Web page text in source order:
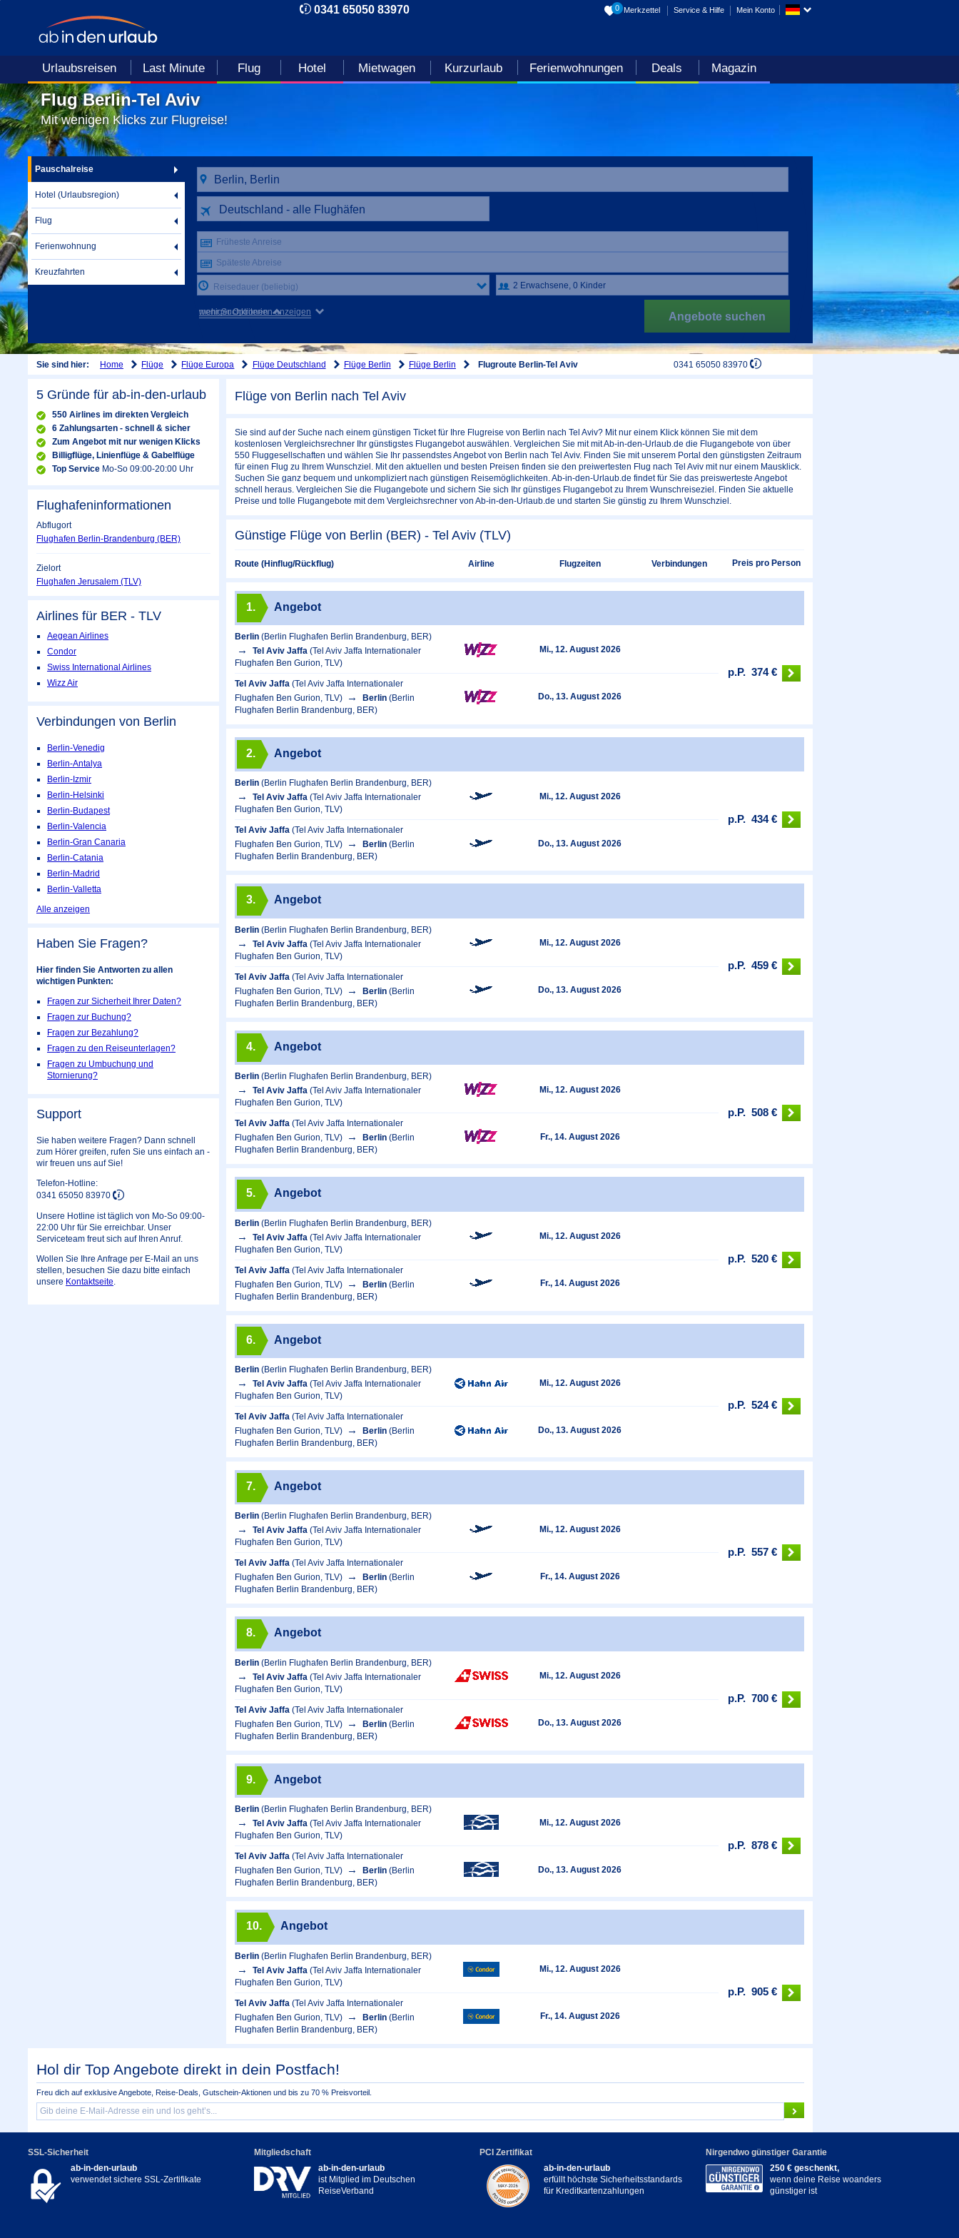
0341 65050 83970
Urlaubsreisen Last Minute Flug Hotel Mietwagen Kurzurlaub Ferienwohnungen Deals Magazin
0 Merkzettel Service & Hilfe Mein Konto
Flug Berlin-Tel Aviv
Mit wenigen Klicks zur Flugreise!
Pauschalreise
Hotel (Urlaubsregion)
Flug
Ferienwohnung
Kreuzfahrten
Deutschland - alle Flughäfen
Früheste Anreise
Späteste Abreise
Reisedauer (beliebig)
mehr Suchkriterien anzeigen
weniger Optionen Angebote suchen
Sie sind hier: Home Flüge Flüge Europa Flüge Deutschland Flüge Berlin Flüge Berlin Flugroute Berlin-Tel Aviv 0341 65050 83970
Flüge von Berlin nach Tel Aviv
Sie sind auf der Suche nach einem günstigen Ticket für Ihre Flugreise von Berlin nach Tel Aviv? Mit nur einem Klick können Sie mit dem
kostenlosen Vergleichsrechner Ihr günstigstes Flugangebot auswählen. Vergleichen Sie mit mit Ab-in-den-Urlaub.de die Flugangebote von über
550 Fluggesellschaften und wählen Sie Ihr passendstes Angebot von Berlin nach Tel Aviv. Finden Sie mit unserem Portal den günstigsten Zeitraum
für einen Flug zu Ihrem Wunschziel. Mit den aktuellen und besten Preisen finden sie den preiwertesten Flug nach Tel Aviv mit nur einem Mausklick.
Suchen Sie ganz bequem und unkompliziert nach günstigen Reisemöglichkeiten. Ab-in-den-Urlaub.de findet für Sie das preiswerteste Angebot
schnell heraus. Vergleichen Sie die Flugangebote und sichern Sie sich Ihr günstiges Flugangebot zu Ihrem Wunschreiseziel. Finden Sie aktuelle
Preise und tolle Flugangebote mit dem Vergleichsrechner von Ab-in-den-Urlaub.de und starten Sie günstig zu Ihrem Wunschziel.
Günstige Flüge von Berlin (BER) - Tel Aviv (TLV)
Route (Hinflug/Rückflug) Airline Flugzeiten Verbindungen Preis pro Person
1. Angebot
Berlin (Berlin Flughafen Berlin Brandenburg, BER)
Tel Aviv Jaffa (Tel Aviv Jaffa Internationaler
Flughafen Ben Gurion, TLV)
Mi., 12. August 2026
Tel Aviv Jaffa (Tel Aviv Jaffa Internationaler
Flughafen Ben Gurion, TLV)
Berlin (Berlin
Flughafen Berlin Brandenburg, BER)
Do., 13. August 2026
p.P. 374 €
2. Angebot
Berlin (Berlin Flughafen Berlin Brandenburg, BER)
Tel Aviv Jaffa (Tel Aviv Jaffa Internationaler
Flughafen Ben Gurion, TLV)
Mi., 12. August 2026
Tel Aviv Jaffa (Tel Aviv Jaffa Internationaler
Flughafen Ben Gurion, TLV)
Berlin (Berlin
Flughafen Berlin Brandenburg, BER)
Do., 13. August 2026
p.P. 434 €
3. Angebot
Berlin (Berlin Flughafen Berlin Brandenburg, BER)
Tel Aviv Jaffa (Tel Aviv Jaffa Internationaler
Flughafen Ben Gurion, TLV)
Mi., 12. August 2026
Tel Aviv Jaffa (Tel Aviv Jaffa Internationaler
Flughafen Ben Gurion, TLV)
Berlin (Berlin
Flughafen Berlin Brandenburg, BER)
Do., 13. August 2026
p.P. 459 €
4. Angebot
Berlin (Berlin Flughafen Berlin Brandenburg, BER)
Tel Aviv Jaffa (Tel Aviv Jaffa Internationaler
Flughafen Ben Gurion, TLV)
Mi., 12. August 2026
Tel Aviv Jaffa (Tel Aviv Jaffa Internationaler
Flughafen Ben Gurion, TLV)
Berlin (Berlin
Flughafen Berlin Brandenburg, BER)
Fr., 14. August 2026
p.P. 508 €
5. Angebot
Berlin (Berlin Flughafen Berlin Brandenburg, BER)
Tel Aviv Jaffa (Tel Aviv Jaffa Internationaler
Flughafen Ben Gurion, TLV)
Mi., 12. August 2026
Tel Aviv Jaffa (Tel Aviv Jaffa Internationaler
Flughafen Ben Gurion, TLV)
Berlin (Berlin
Flughafen Berlin Brandenburg, BER)
Fr., 14. August 2026
p.P. 520 €
6. Angebot
Berlin (Berlin Flughafen Berlin Brandenburg, BER)
Tel Aviv Jaffa (Tel Aviv Jaffa Internationaler
Flughafen Ben Gurion, TLV)
Mi., 12. August 2026
Tel Aviv Jaffa (Tel Aviv Jaffa Internationaler
Flughafen Ben Gurion, TLV)
Berlin (Berlin
Flughafen Berlin Brandenburg, BER)
Do., 13. August 2026
p.P. 524 €
7. Angebot
Berlin (Berlin Flughafen Berlin Brandenburg, BER)
Tel Aviv Jaffa (Tel Aviv Jaffa Internationaler
Flughafen Ben Gurion, TLV)
Mi., 12. August 2026
Tel Aviv Jaffa (Tel Aviv Jaffa Internationaler
Flughafen Ben Gurion, TLV)
Berlin (Berlin
Flughafen Berlin Brandenburg, BER)
Fr., 14. August 2026
p.P. 557 €
8. Angebot
Berlin (Berlin Flughafen Berlin Brandenburg, BER)
Tel Aviv Jaffa (Tel Aviv Jaffa Internationaler
Flughafen Ben Gurion, TLV)
Mi., 12. August 2026
Tel Aviv Jaffa (Tel Aviv Jaffa Internationaler
Flughafen Ben Gurion, TLV)
Berlin (Berlin
Flughafen Berlin Brandenburg, BER)
Do., 13. August 2026
p.P. 700 €
9. Angebot
Berlin (Berlin Flughafen Berlin Brandenburg, BER)
Tel Aviv Jaffa (Tel Aviv Jaffa Internationaler
Flughafen Ben Gurion, TLV)
Mi., 12. August 2026
Tel Aviv Jaffa (Tel Aviv Jaffa Internationaler
Flughafen Ben Gurion, TLV)
Berlin (Berlin
Flughafen Berlin Brandenburg, BER)
Do., 13. August 2026
p.P. 878 €
10. Angebot
Berlin (Berlin Flughafen Berlin Brandenburg, BER)
Tel Aviv Jaffa (Tel Aviv Jaffa Internationaler
Flughafen Ben Gurion, TLV)
Mi., 12. August 2026
Tel Aviv Jaffa (Tel Aviv Jaffa Internationaler
Flughafen Ben Gurion, TLV)
Berlin (Berlin
Flughafen Berlin Brandenburg, BER)
Fr., 14. August 2026
p.P. 905 €
5 Gründe für ab-in-den-urlaub
550 Airlines im direkten Vergleich
6 Zahlungsarten - schnell & sicher
Zum Angebot mit nur wenigen Klicks
Billigflüge, Linienflüge & Gabelflüge
Top Service Mo-So 09:00-20:00 Uhr
Flughafeninformationen
Abflugort
Flughafen Berlin-Brandenburg (BER)
Zielort
Flughafen Jerusalem (TLV)
Airlines für BER - TLV
Aegean Airlines
Condor
Swiss International Airlines
Wizz Air
Verbindungen von Berlin
Berlin-Venedig
Berlin-Antalya
Berlin-Izmir
Berlin-Helsinki
Berlin-Budapest
Berlin-Valencia
Berlin-Gran Canaria
Berlin-Catania
Berlin-Madrid
Berlin-Valletta
Alle anzeigen
Haben Sie Fragen?
Hier finden Sie Antworten zu allen
wichtigen Punkten:
Fragen zur Sicherheit Ihrer Daten?
Fragen zur Buchung?
Fragen zur Bezahlung?
Fragen zu den Reiseunterlagen?
Fragen zu Umbuchung und
Stornierung?
Support
Sie haben weitere Fragen? Dann schnell
zum Hörer greifen, rufen Sie uns einfach an -
wir freuen uns auf Sie!
Telefon-Hotline:
0341 65050 83970
Unsere Hotline ist täglich von Mo-So 09:00-
22:00 Uhr für Sie erreichbar. Unser
Serviceteam freut sich auf Ihren Anruf.
Wollen Sie Ihre Anfrage per E-Mail an uns
stellen, besuchen Sie dazu bitte einfach
unsere Kontaktseite
Hol dir Top Angebote direkt in dein Postfach!
Freu dich auf exklusive Angebote, Reise-Deals, Gutschein-Aktionen und bis zu 70 % Preisvorteil.
SSL-Sicherheit
ab-in-den-urlaub
verwendet sichere SSL-Zertifikate
Mitgliedschaft
ab-in-den-urlaub
ist Mitglied im Deutschen
ReiseVerband
PCI Zertifikat
ab-in-den-urlaub
erfüllt höchste Sicherheitsstandards
für Kreditkartenzahlungen
Nirgendwo günstiger Garantie
250 € geschenkt,
wenn deine Reise woanders
günstiger ist